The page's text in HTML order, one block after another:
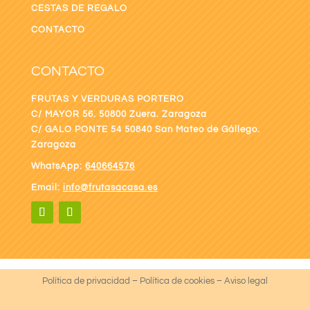
CESTAS DE REGALO
CONTACTO
CONTACTO
FRUTAS Y VERDURAS PORTERO
C/ MAYOR 56. 50800 Zuera. Zaragoza
C/ GALO PONTE 54 50840 San Mateo de Gállego.
Zaragoza
WhatsApp: 640664576
Email: info@frutasacasa.es
Política de privacidad – Política de cookies– Aviso legal